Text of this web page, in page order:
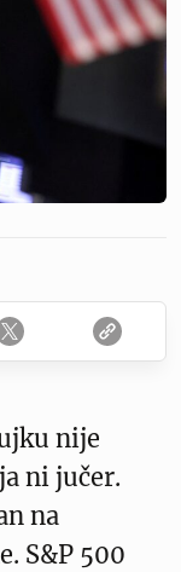
nije
ni jučer.
na
S&P 500